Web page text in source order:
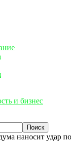
и бизнес
наносит удар